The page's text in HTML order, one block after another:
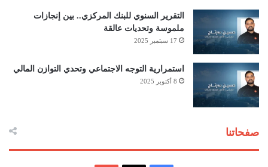
التقرير السنوي للبنك المركزي.. بين إنجازات
ملموسة وتحديات عالقة
17 سبتمبر 2025
استمرارية التوجه الاجتماعي وتحدي التوازن المالي
8 أكتوبر 2025
صفحاتنا